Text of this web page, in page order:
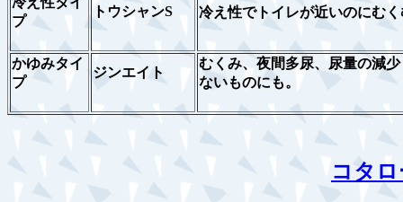
プ
トウシャンS 冷え性でトイレが近いのにむ
かゆみタイ
プ
ジンエイト
むくみ、夜間多尿、尿量の減
ないものにも。
コタ